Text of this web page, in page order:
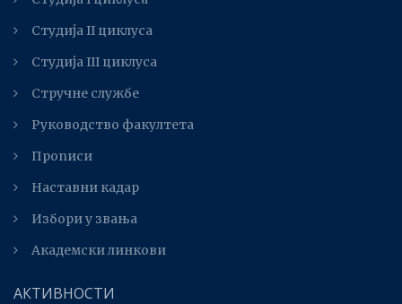
Студија II циклуса
Студијa III циклуса
Стручне службе
Руководство факултета
Прописи
Наставни кадар
Избори у звања
Академски линкови
АКТИВНОСТИ